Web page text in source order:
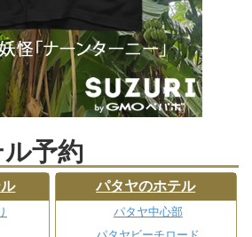
予約
パタヤのホテル
パタヤ中心部